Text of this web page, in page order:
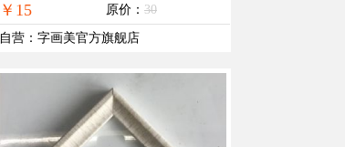
￥15 原价： 30
自营 ： 字画美官方旗舰店